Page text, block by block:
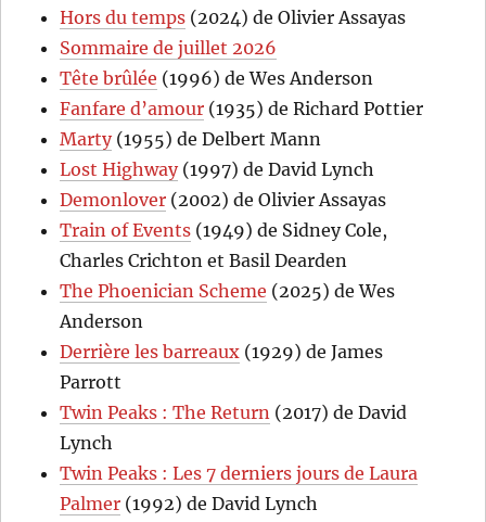
Hors du temps (2024) de Olivier Assayas
Sommaire de juillet 2026
Tête brûlée (1996) de Wes Anderson
Fanfare d’amour (1935) de Richard Pottier
Marty(1955) de Delbert Mann
Lost Highway(1997) de David Lynch
Demonlover (2002) de Olivier Assayas
Train of Events (1949) de Sidney Cole,
Charles Crichton et Basil Dearden
The Phoenician Scheme (2025) de Wes
Anderson
Derrière les barreaux (1929) de James
Parrott
Twin Peaks : The Return (2017) de David
Lynch
Twin Peaks : Les 7 derniers jours de Laura
Palmer (1992) de David Lynch